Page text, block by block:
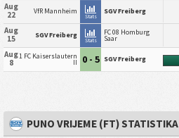
Aug
22
VfR Mannheim
Stats
SGV Freiberg
Aug
15
SGV Freiberg
Stats
FC 08 Homburg
Saar
Aug
8
1 FC Kaiserslautern
II 0 - 5 SGV Freiberg
PUNO VRIJEME (FT) STATISTIKA